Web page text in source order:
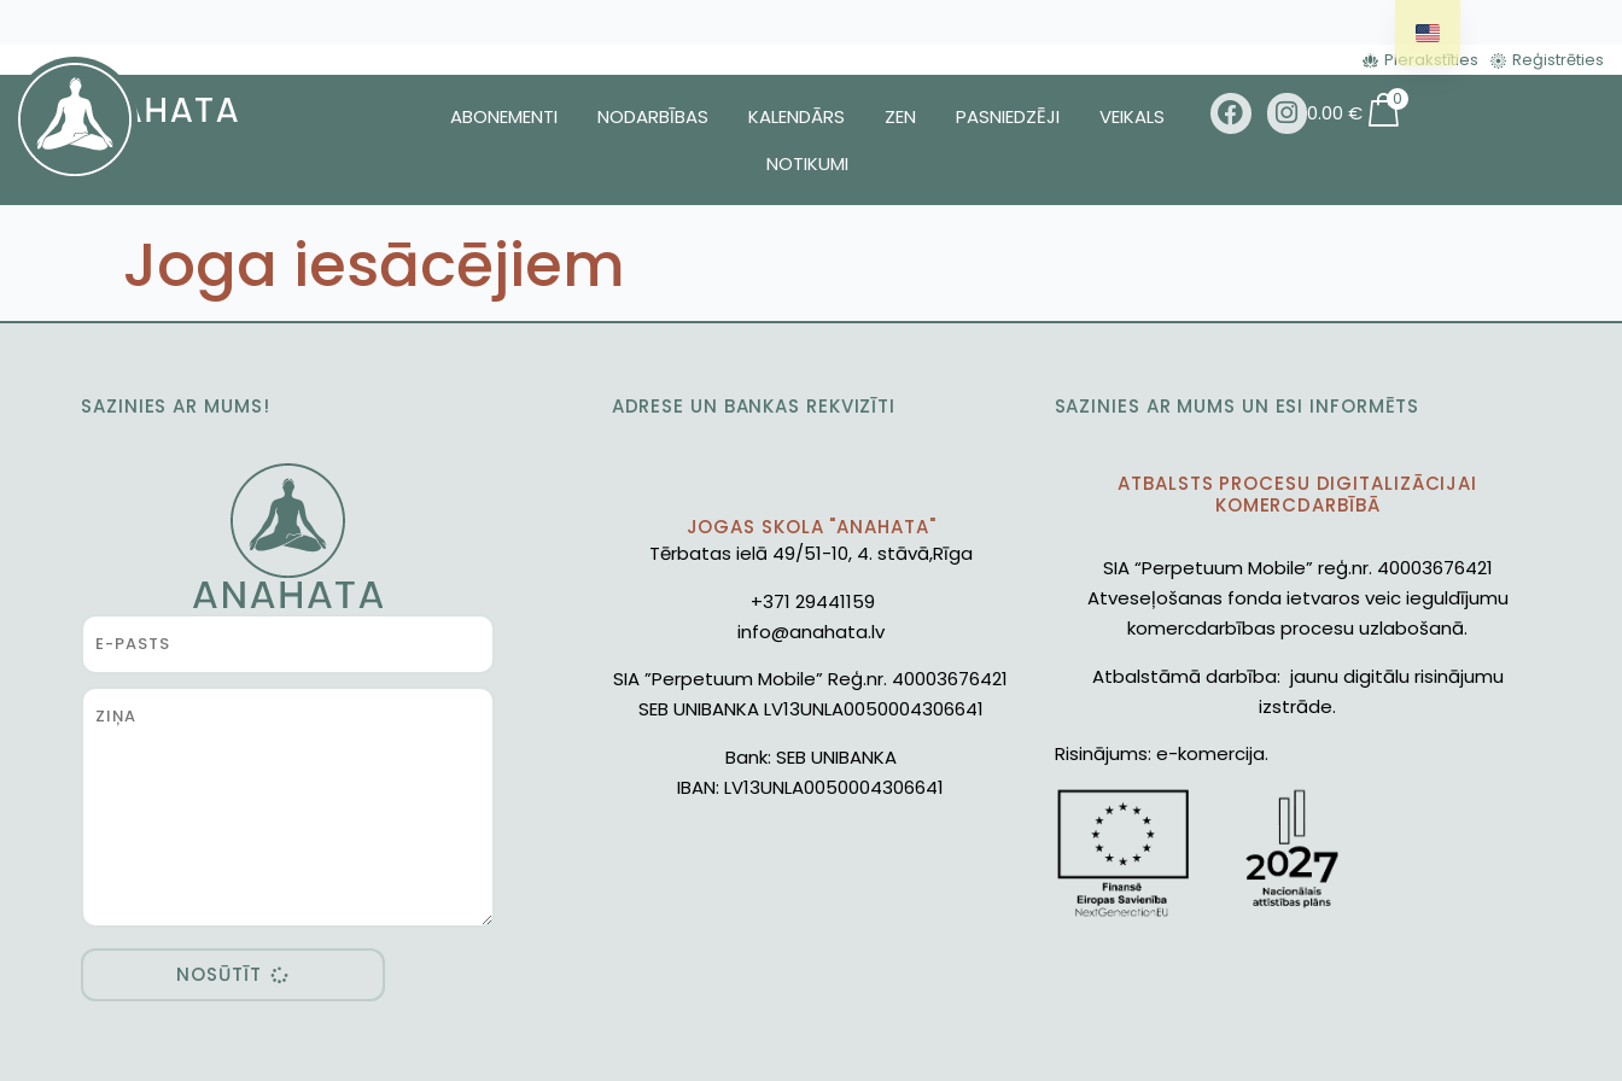
Pierakstīties Reģistrēties
ABONEMENTI NODARBĪBAS KALENDĀRS ZEN PASNIEDZĒJI
VEIKALS
NOTIKUMI
0.00€
0
Joga iesācējiem
SAZINIES AR MUMS!
NOSŪTĪT
ADRESE UN BANKAS REKVIZĪTI
JOGAS SKOLA "ANAHATA"
Tērbatas ielā 49/51-10, 4. stāvā,Rīga
+371 29441159
info@anahata.lv
SIA ”Perpetuum Mobile” Reģ.nr. 40003676421
SEB UNIBANKA LV13UNLA0050004306641
Bank: SEB UNIBANKA
IBAN: LV13UNLA0050004306641
SAZINIES AR MUMS UN ESI INFORMĒTS
ATBALSTS PROCESU DIGITALIZĀCIJAI
KOMERCDARBĪBĀ
SIA “Perpetuum Mobile” reģ.nr. 40003676421
Atveseļošanas fonda ietvaros veic ieguldījumu
komercdarbības procesu uzlabošanā.
Atbalstāmā darbība: jaunu digitālu risinājumu
izstrāde.
Risinājums: e-komercija.